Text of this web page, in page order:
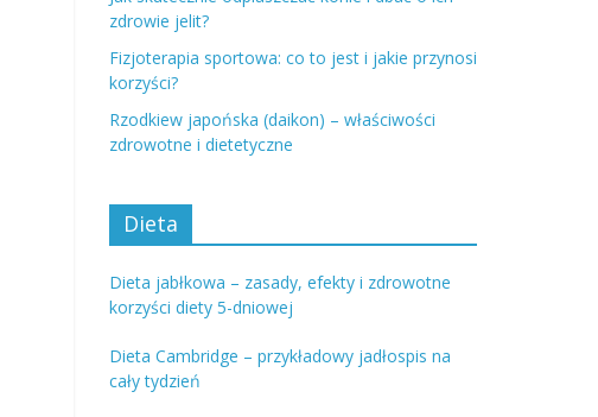
zdrowie jelit?
Fizjoterapia sportowa: co to jest i jakie przynosi
korzyści?
Rzodkiew japońska (daikon) – właściwości
zdrowotne i dietetyczne
Dieta
Dieta jabłkowa – zasady, efekty i zdrowotne
korzyści diety 5-dniowej
Dieta Cambridge – przykładowy jadłospis na
cały tydzień